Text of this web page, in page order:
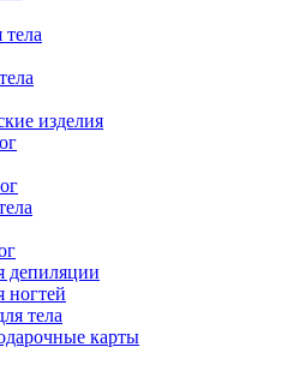
изделия
депиляции
ногтей
тела
карты